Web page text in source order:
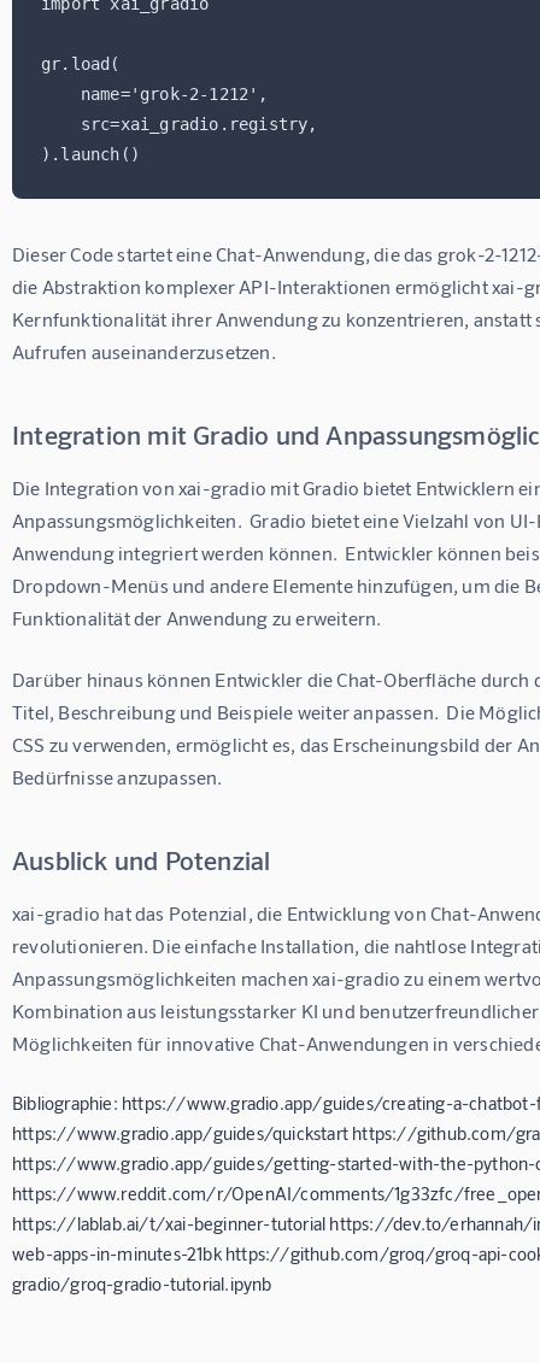
gr.load(
    name='grok-2-1212',
    src=xai_gradio.registry,
Dieser Code startet eine Chat-Anwendung, die das grok-2-
die Abstraktion komplexer API-Interaktionen ermöglicht xai-
Kernfunktionalität ihrer Anwendung zu konzentrieren,
Aufrufen auseinanderzusetzen.
Integration mit Gradio und
Die Integration von xai-gradio mit Gradio bietet Entwicklern
Anpassungsmöglichkeiten.  Gradio bietet eine Vielzahl von
Anwendung integriert werden können.  Entwickler können
Dropdown-Menüs und andere Elemente hinzufügen, um die
Funktionalität der Anwendung zu erweitern.
Darüber hinaus können Entwickler die Chat-Oberfläche
Titel, Beschreibung und Beispiele weiter anpassen.  Die
CSS zu verwenden, ermöglicht es, das Erscheinungsbild der
Bedürfnisse anzupassen.
Ausblick und Potenzial
xai-gradio hat das Potenzial, die Entwicklung von Chat-
revolutionieren. Die einfache Installation, die nahtlose
Anpassungsmöglichkeiten machen xai-gradio zu einem
Kombination aus leistungsstarker KI und
Möglichkeiten für innovative Chat-Anwendungen in
Bibliographie: https://www.gradio.app/guides/creating-a-chatbot-
https://www.gradio.app/guides/quickstart https://github.com/
https://www.gradio.app/guides/getting-started-with-the-python-
https://www.reddit.com/r/OpenAI/comments/1g33zfc/
https://lablab.ai/t/xai-beginner-tutorial https://dev.to/erhannah/
web-apps-in-minutes-21bk https://github.com/groq/groq-api-
gradio/groq-gradio-tutorial.ipynb